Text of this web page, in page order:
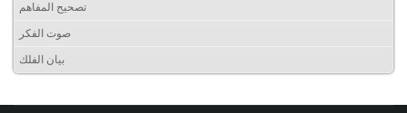
تصحيح المفاهم
صوت الفكر
بيان الفلك